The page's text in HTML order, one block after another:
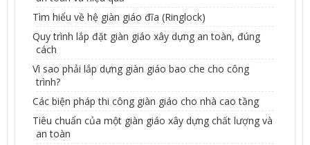
Tìm hiểu về hệ giàn giáo đĩa (Ringlock)
Quy trình lắp đặt giàn giáo xây dựng an toàn, đúng
cách
Vì sao phải lắp dựng giàn giáo bao che cho công
trình?
Các biện pháp thi công giàn giáo cho nhà cao tầng
Tiêu chuẩn của một giàn giáo xây dựng chất lượng và
an toàn